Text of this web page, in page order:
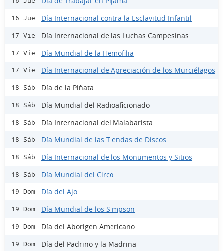
16 Jue Día Internacional contra la Esclavitud Infantil
17 Vie Día Internacional de las Luchas Campesinas
17 Vie Día Mundial de la Hemofilia
17 Vie Día Internacional de Apreciación de los Murciélagos
18 Sáb Día de la Piñata
18 Sáb Día Mundial del Radioaficionado
18 Sáb Día Internacional del Malabarista
18 Sáb Día Mundial de las Tiendas de Discos
18 Sáb Día Internacional de los Monumentos y Sitios
18 Sáb Día Mundial del Circo
19 Dom Día del Ajo
19 Dom Día Mundial de los Simpson
19 Dom Día del Aborigen Americano
19 Dom Día del Padrino y la Madrina